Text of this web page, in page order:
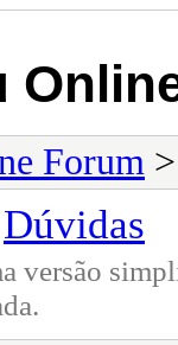
Forum
Dúvidas
versão